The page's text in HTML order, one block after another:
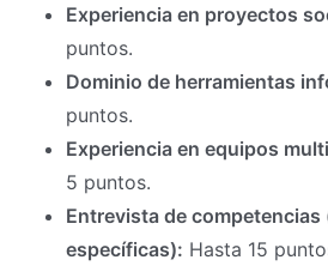
Experiencia en proyectos
puntos.
Dominio de herramientas
puntos.
Experiencia en equipos
5 puntos.
Entrevista de
específicas): Hasta 15